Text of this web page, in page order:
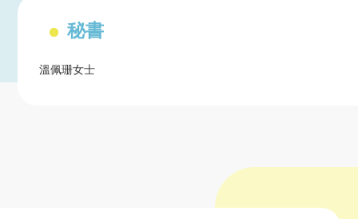
秘書
溫佩珊女士